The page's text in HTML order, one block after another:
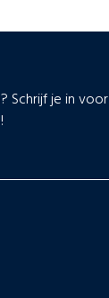
Schrijf je in voor